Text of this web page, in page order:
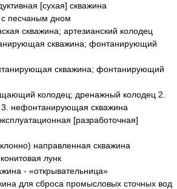
[сухая] скважина
песчаным дном
скважина; артезианский колодец
скважина; фонтанирующий
скважина; фонтанирующий
колодец; дренажный колодец 2.
3. нефонтанирующая скважина
[разработочная]
направленная скважина
лунк
- «открывательница»
для сброса промысловых сточных вод